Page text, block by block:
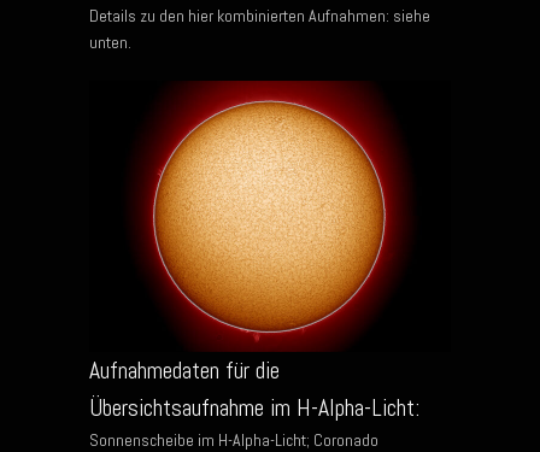
Details zu den hier kombinierten Aufnahmen: siehe
unten.
Aufnahmedaten für die
Übersichtsaufnahme im H-Alpha-Licht:
Sonnenscheibe im H-Alpha-Licht; Coronado